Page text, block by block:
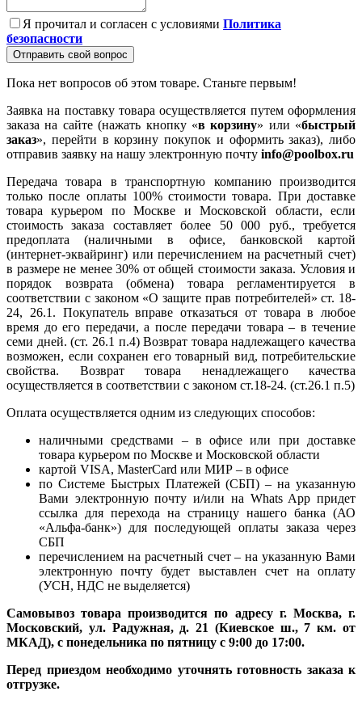
Я прочитал и согласен с условиями Политика
безопасности
Отправить свой вопрос
Пока нет вопросов об этом товаре. Станьте первым!
Заявка на поставку товара осуществляется путем оформления
заказа на сайте (нажать кнопку «в корзину» или «быстрый
заказ», перейти в корзину покупок и оформить заказ), либо
отправив заявку на нашу электронную почту info@poolbox.ru
Передача товара в транспортную компанию производится
только после оплаты 100% стоимости товара. При доставке
товара курьером по Москве и Московской области, если
стоимость заказа составляет более 50 000 руб., требуется
предоплата (наличными в офисе, банковской картой
(интернет-эквайринг) или перечислением на расчетный счет)
в размере не менее 30% от общей стоимости заказа. Условия и
порядок возврата (обмена) товара регламентируется в
соответствии с законом «О защите прав потребителей» ст. 18-
24, 26.1. Покупатель вправе отказаться от товара в любое
время до его передачи, а после передачи товара – в течение
семи дней. (ст. 26.1 п.4) Возврат товара надлежащего качества
возможен, если сохранен его товарный вид, потребительские
свойства. Возврат товара ненадлежащего качества
осуществляется в соответствии с законом ст.18-24. (ст.26.1 п.5)
Оплата осуществляется одним из следующих способов:
наличными средствами – в офисе или при доставке
товара курьером по Москве и Московской области
картой VISA, MasterCard или МИР – в офисе
по Системе Быстрых Платежей (СБП) – на указанную
Вами электронную почту и/или на Whats App придет
ссылка для перехода на страницу нашего банка (АО
«Альфа-банк») для последующей оплаты заказа через
СБП
перечислением на расчетный счет – на указанную Вами
электронную почту будет выставлен счет на оплату
(УСН, НДС не выделяется)
Самовывоз товара производится по адресу г. Москва, г.
Московский, ул. Радужная, д. 21 (Киевское ш., 7 км. от
МКАД), с понедельника по пятницу с 9:00 до 17:00.
Перед приездом необходимо уточнять готовность заказа к
отгрузке.